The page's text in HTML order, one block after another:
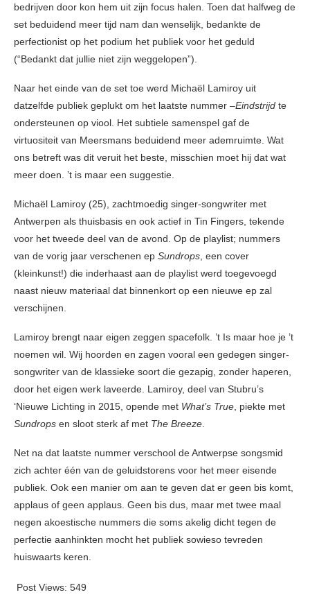
bedrijven door kon hem uit zijn focus halen. Toen dat halfweg de
set beduidend meer tijd nam dan wenselijk, bedankte de
perfectionist op het podium het publiek voor het geduld
(“Bedankt dat jullie niet zijn weggelopen”).
Naar het einde van de set toe werd Michaël Lamiroy uit
datzelfde publiek geplukt om het laatste nummer –Eindstrijd te
ondersteunen op viool. Het subtiele samenspel gaf de
virtuositeit van Meersmans beduidend meer ademruimte. Wat
ons betreft was dit veruit het beste, misschien moet hij dat wat
meer doen. ’t is maar een suggestie.
Michaël Lamiroy (25), zachtmoedig singer-songwriter met
Antwerpen als thuisbasis en ook actief in Tin Fingers, tekende
voor het tweede deel van de avond. Op de playlist; nummers
van de vorig jaar verschenen ep Sundrops , een cover
(kleinkunst!) die inderhaast aan de playlist werd toegevoegd
naast nieuw materiaal dat binnenkort op een nieuwe ep zal
verschijnen.
Lamiroy brengt naar eigen zeggen spacefolk. ’t Is maar hoe je ’t
noemen wil. Wij hoorden en zagen vooral een gedegen singer-
songwriter van de klassieke soort die gezapig, zonder haperen,
door het eigen werk laveerde. Lamiroy, deel van Stubru’s
‘Nieuwe Lichting in 2015, opende met What’s True , piekte met
Sundrops en sloot sterk af met The Breeze
Net na dat laatste nummer verschool de Antwerpse songsmid
zich achter één van de geluidstorens voor het meer eisende
publiek. Ook een manier om aan te geven dat er geen bis komt,
applaus of geen applaus. Geen bis dus, maar met twee maal
negen akoestische nummers die soms akelig dicht tegen de
perfectie aanhinkten mocht het publiek sowieso tevreden
huiswaarts keren.
Post Views: 549